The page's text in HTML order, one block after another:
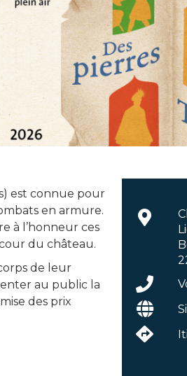
est connue pour
en armure.
à l’honneur ces
du château.
de leur
au public la
des prix